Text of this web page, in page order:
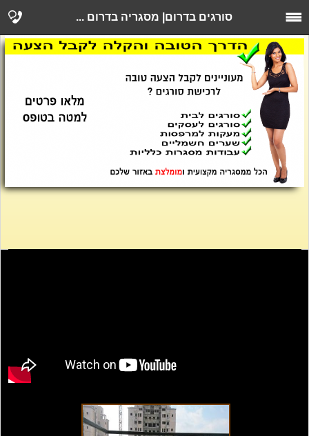
סורגים בדרום| מסגריה בדרום ...